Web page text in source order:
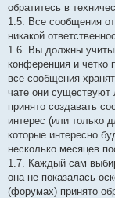
обратитесь в
1.5. Все сообщения
никакой
1.6. Вы должны
конференция и четко
все сообщения
чате они существуют
принято создавать
интерес (или только
которые интересно
несколько месяцев
1.7. Каждый сам
она не показалась
(форумах) принято